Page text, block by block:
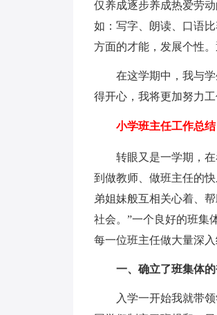
仅养成逐步养成热爱劳
如：写字、朗读、口语
方面的才能，发展个性
在这学期中，我与学
得开心，我将更加努力
小学班主任工作总结
转眼又是一学期，在
到做教师、做班主任的
弟姐妹般互相关心着、
社会。”一个良好的班集
每一位班主任做大量深
一、确立了班集体的
入学一开始我就带领